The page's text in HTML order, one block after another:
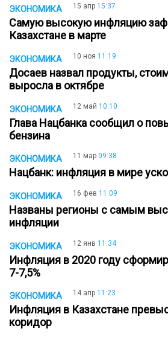
ЭКОНОМИКА 15 апр 15:37
Самую высокую инфляцию
Казахстане в марте
ЭКОНОМИКА 10 ноя 11:19
Досаев назвал продукты,
выросла в октябре
ЭКОНОМИКА 12 май 10:10
Глава Нацбанка сообщил о
бензина
ЭКОНОМИКА 11 мар 09:38
Нацбанк: инфляция в мире
ЭКОНОМИКА 16 фев 11:09
Названы регионы с самым
инфляции
ЭКОНОМИКА 12 янв 11:34
Инфляция в 2020 году
7-7,5%
ЭКОНОМИКА 14 апр 11:23
Инфляция в Казахстане
коридор